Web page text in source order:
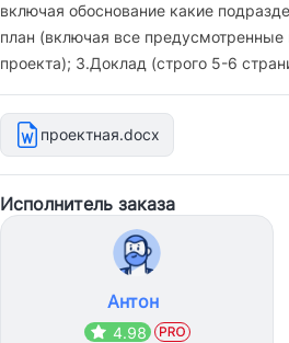
включая обоснование какие
план (включая все
проекта); 3.Доклад (строго 5-6
проектная.docx
Исполнитель заказа
Антон
4.98